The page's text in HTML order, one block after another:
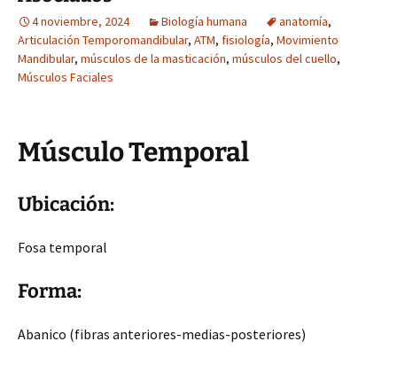
4 noviembre, 2024 Biología humana anatomía,
Articulación Temporomandibular, ATM, fisiología, Movimiento
Mandibular, músculos de la masticación, músculos del cuello,
Músculos Faciales
Músculo Temporal
Ubicación:
Fosa temporal
Forma:
Abanico (fibras anteriores-medias-posteriores)